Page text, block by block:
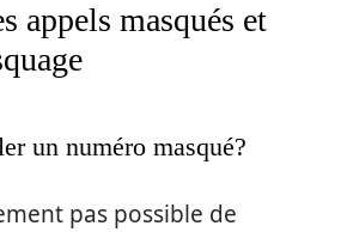
appels masqués et
un numéro masqué?
pas possible de